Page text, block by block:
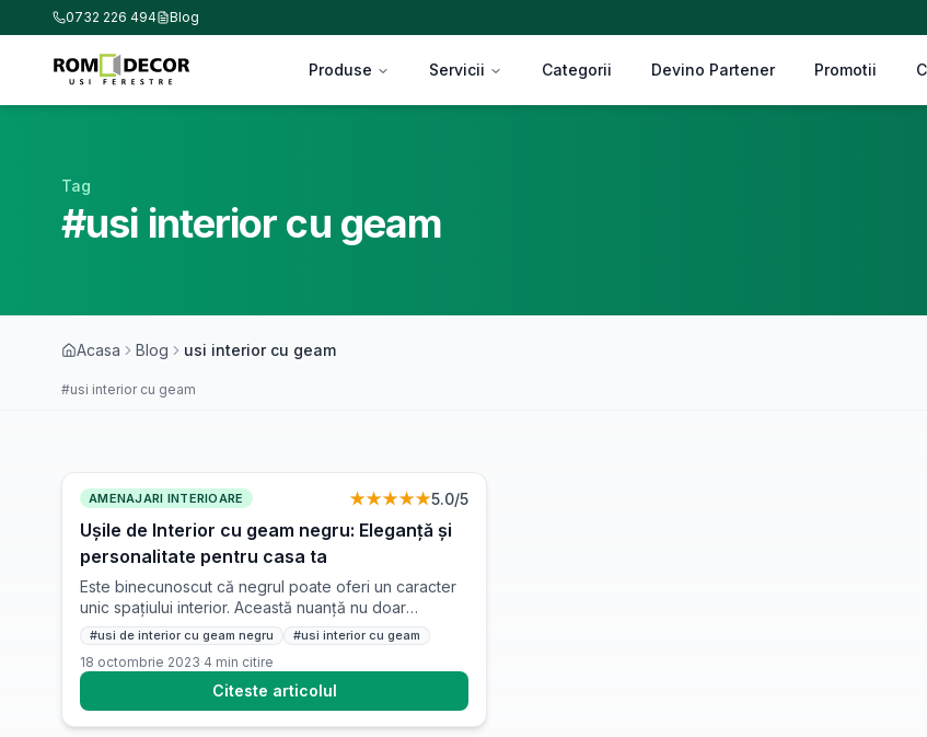
0732 226 494 Blog
Produse Servicii Categorii Devino Partener Promotii
Tag
#usi interior cu geam
Acasa Blog usi interior cu geam
#usi interior cu geam
AMENAJARI INTERIOARE ★★★★★5.0/5
Ușile de Interior cu geam negru: Eleganță și
personalitate pentru casa ta
Este binecunoscut că negrul poate oferi un caracter
unic spațiului interior. Această nuanță nu doar
evidențiază aspectul locuinței tale, ci și piesele de
mobilier și accesoriile folosite în decor. Cu toate
acestea, pentru a evita ca negrul să domine
aranjamentul, este important să alegi cu atenție
elementele de design. Ușile de interior cu geam
negru […]
#usi de interior cu geam negru #usi interior cu geam
18 octombrie 2023·4 min citire
Citeste articolul